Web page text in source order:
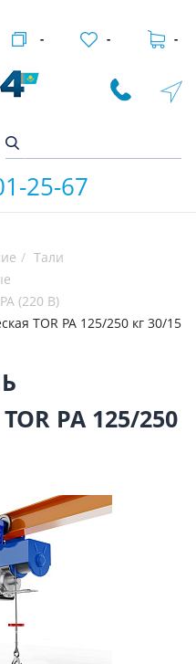
- - -
25-67
Тали
(220 В)
TOR PA 125/250 кг 30/15
PA 125/250